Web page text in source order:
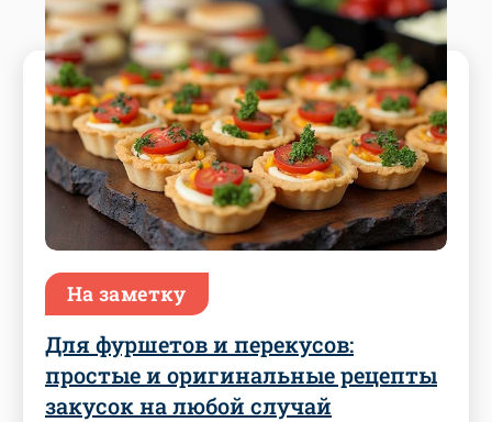
На заметку
Для фуршетов и перекусов:
простые и оригинальные рецепты
закусок на любой случай